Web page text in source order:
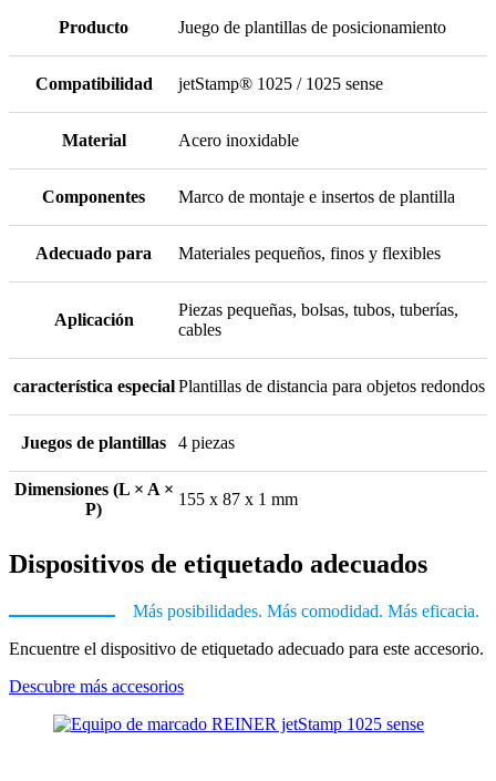
Producto Juego de plantillas de posicionamiento
Compatibilidad jetStamp® 1025 / 1025 sense
Material Acero inoxidable
Componentes Marco de montaje e insertos de plantilla
Adecuado para Materiales pequeños, finos y flexibles
Aplicación
Piezas pequeñas, bolsas, tubos, tuberías,
cables
característica especial Plantillas de distancia para objetos redondos
Juegos de plantillas 4 piezas
Dimensiones (L × A ×
P)
155 x 87 x 1 mm
Dispositivos de etiquetado adecuados
Más posibilidades. Más comodidad. Más eficacia.
Encuentre el dispositivo de etiquetado adecuado para este accesorio.
Descubre más accesorios